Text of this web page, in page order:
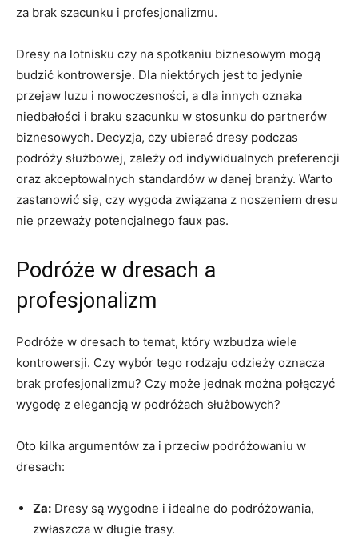
‍za‌ brak szacunku ⁤i ‍profesjonalizmu.
Dresy na lotnisku czy na spotkaniu biznesowym ⁢mogą
budzić kontrowersje.⁢ Dla ⁣niektórych jest to jedynie
przejaw ‍luzu ⁢i ‍nowoczesności, ‌a ⁣dla ⁤innych ⁣oznaka
niedbałości ⁤i braku szacunku w⁤ stosunku do ‌partnerów
⁤biznesowych. Decyzja, ​czy ubierać dresy‌ podczas
podróży służbowej, zależy od ⁣indywidualnych preferencji⁤
oraz akceptowalnych standardów w‍ danej branży.‍ Warto
zastanowić się,‍ czy wygoda ​związana‌ z noszeniem​ dresu
nie ‌przeważy‍ potencjalnego faux pas.
Podróże w dresach a‌
profesjonalizm
Podróże‌ w​ dresach to temat, który wzbudza⁣ wiele
kontrowersji. Czy wybór‍ tego rodzaju odzieży oznacza
brak profesjonalizmu? ⁤Czy może jednak można połączyć
wygodę z elegancją w ⁣podróżach służbowych?
Oto ‌kilka argumentów za‍ i przeciw podróżowaniu w
dresach:
Za: Dresy są⁢ wygodne i idealne do podróżowania,
⁤zwłaszcza w​ długie trasy.